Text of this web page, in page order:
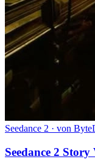
Seedance 2 · von
Seedance 2